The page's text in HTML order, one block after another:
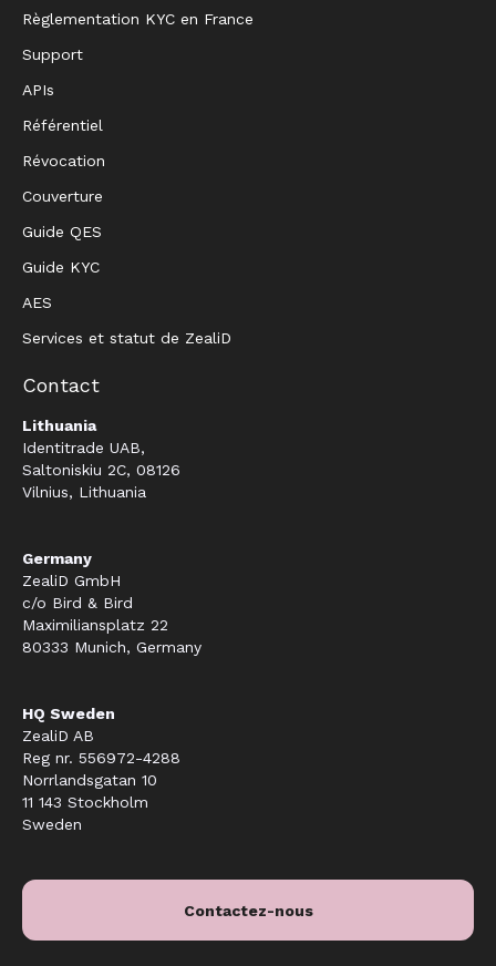
Règlementation KYC en France
Support
APIs
Référentiel
Révocation
Couverture
Guide QES
Guide KYC
AES
Services et statut de ZealiD
Contact
Lithuania
Identitrade UAB,
Saltoniskiu 2C, 08126
Vilnius, Lithuania
Germany
ZealiD GmbH
c/o Bird & Bird
Maximiliansplatz 22
80333 Munich, Germany
HQ Sweden
ZealiD AB
Reg nr. 556972-4288
Norrlandsgatan 10
11 143 Stockholm
Sweden
Contactez-nous